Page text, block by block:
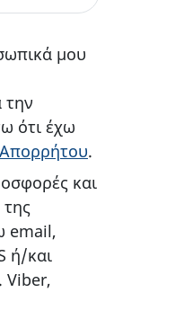
μου
την
ότι έχω
.
και
email,
ή/και
Viber,